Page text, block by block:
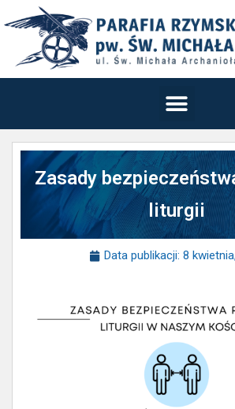
Zasady
liturgii
Data publikacji: 8